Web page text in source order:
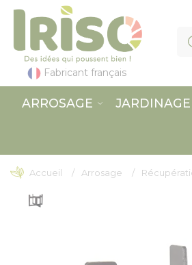
Fabricant français
ARROSAGE JARDINAGE
Accueil Arrosage
Panneau de gestion des cookies